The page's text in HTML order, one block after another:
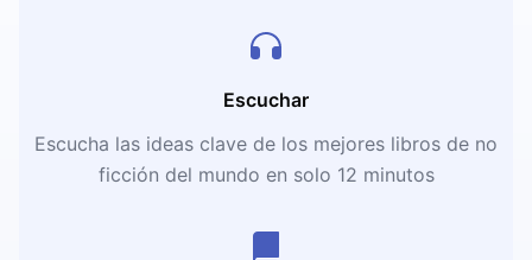
Escuchar
Escucha las ideas clave de los mejores libros de no
ficción del mundo en solo 12 minutos